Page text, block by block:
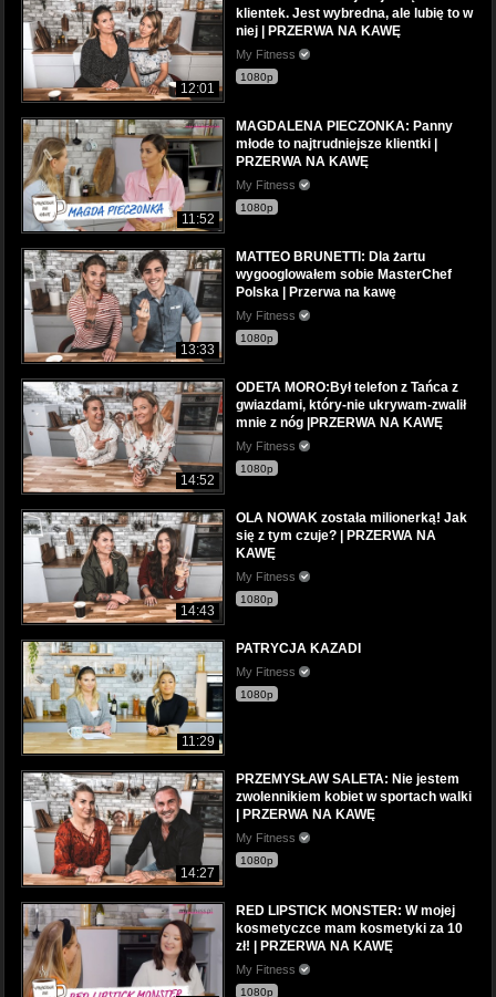
12:01
klientek. Jest wybredna, ale lubię to w
niej | PRZERWA NA KAWĘ
My Fitness
1080p
11:52
MAGDALENA PIECZONKA: Panny
młode to najtrudniejsze klientki |
PRZERWA NA KAWĘ
My Fitness
1080p
13:33
MATTEO BRUNETTI: Dla żartu
wygooglowałem sobie MasterChef
Polska | Przerwa na kawę
My Fitness
1080p
14:52
ODETA MORO:Był telefon z Tańca z
gwiazdami, który-nie ukrywam-zwalił
mnie z nóg |PRZERWA NA KAWĘ
My Fitness
1080p
14:43
OLA NOWAK została milionerką! Jak
się z tym czuje? | PRZERWA NA
KAWĘ
My Fitness
1080p
11:29
PATRYCJA KAZADI
My Fitness
1080p
14:27
PRZEMYSŁAW SALETA: Nie jestem
zwolennikiem kobiet w sportach walki
| PRZERWA NA KAWĘ
My Fitness
1080p
RED LIPSTICK MONSTER: W mojej
kosmetyczce mam kosmetyki za 10
zł! | PRZERWA NA KAWĘ
My Fitness
1080p